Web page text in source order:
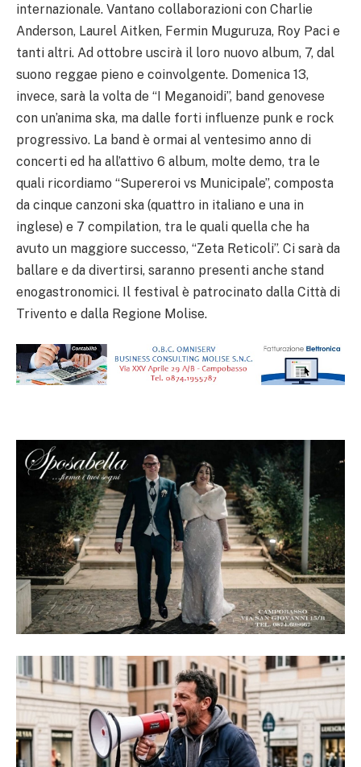
internazionale. Vantano collaborazioni con Charlie
Anderson, Laurel Aitken, Fermin Muguruza, Roy Paci e
tanti altri. Ad ottobre uscirà il loro nuovo album, 7, dal
suono reggae pieno e coinvolgente. Domenica 13,
invece, sarà la volta de “I Meganoidi”, band genovese
con un’anima ska, ma dalle forti influenze punk e rock
progressivo. La band è ormai al ventesimo anno di
concerti ed ha all’attivo 6 album, molte demo, tra le
quali ricordiamo “Supereroi vs Municipale”, composta
da cinque canzoni ska (quattro in italiano e una in
inglese) e 7 compilation, tra le quali quella che ha
avuto un maggiore successo, “Zeta Reticoli”. Ci sarà da
ballare e da divertirsi, saranno presenti anche stand
enogastronomici. Il festival è patrocinato dalla Città di
Trivento e dalla Regione Molise.